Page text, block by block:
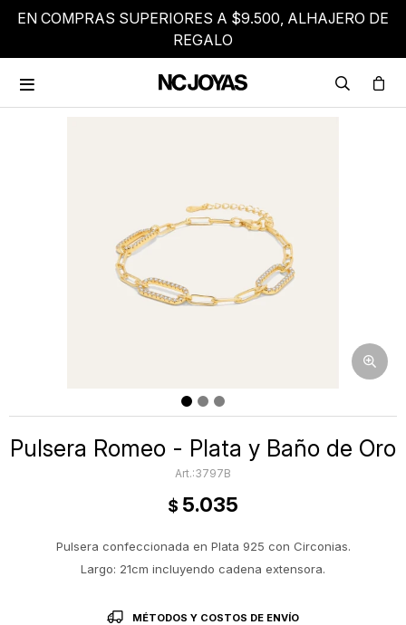
EN COMPRAS SUPERIORES A $9.500, ALHAJERO DE
REGALO

Pulsera Romeo - Plata y Baño de Oro
3797B
$ 5.035
Pulsera confeccionada en Plata 925 con Circonias.
Largo: 21cm incluyendo cadena extensora.
MÉTODOS Y COSTOS DE ENVÍO